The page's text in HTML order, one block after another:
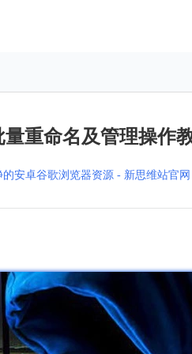
重命名及管理操作
的安卓谷歌浏览器资源 - 新思维站官网